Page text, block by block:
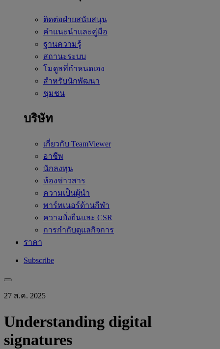
ติดต่อฝ่ายสนับสนุน
คำแนะนำและคู่มือ
ฐานความรู้
สถานะระบบ
โมดูลที่กำหนดเอง
สำหรับนักพัฒนา
ชุมชน
บริษัท
เกี่ยวกับ TeamViewer
อาชีพ
นักลงทุน
ห้องข่าวสาร
ความเป็นผู้นำ
พาร์ทเนอร์ด้านกีฬา
ความยั่งยืนและ CSR
การกำกับดูแลกิจการ
ราคา
Subscribe
27 ส.ค. 2025
Understanding digital
signatures